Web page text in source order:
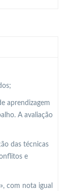
aprendizagem
A avaliação
das técnicas
e
com nota igual